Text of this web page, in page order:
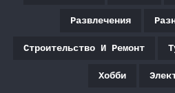
Развлечения
Строительство И Ремонт
Хобби